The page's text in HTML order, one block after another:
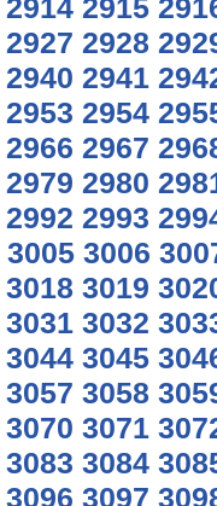
2914 2915
2927 2928
2940 2941
2953 2954
2966 2967
2979 2980
2992 2993
3005 3006
3018 3019
3031 3032
3044 3045
3057 3058
3070 3071
3083 3084
3096 3097